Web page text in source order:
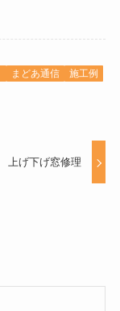
まどあ通信
施工例
上げ下げ窓修理